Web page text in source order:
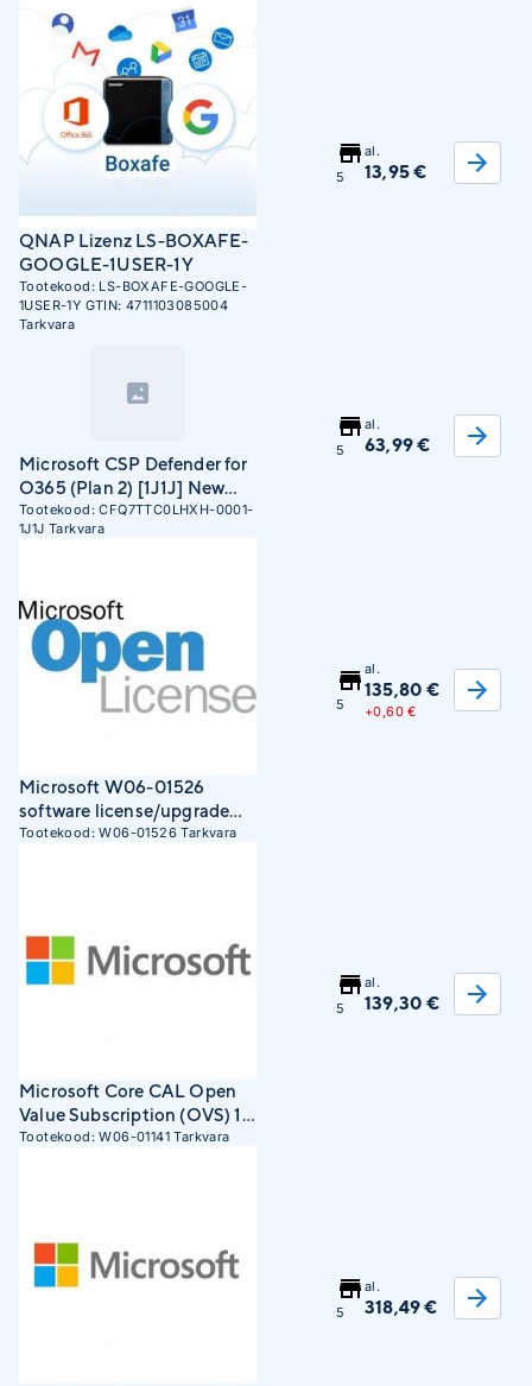
QNAP Lizenz LS-BOXAFE-
GOOGLE-1USER-1Y
Tootekood: LS-BOXAFE-GOOGLE-
1USER-1Y GTIN:4711103085004
Tarkvara
5
al.
13,95 €
Microsoft CSP Defender for
O365 (Plan 2) [1J1J] New
Commerce
Tootekood:CFQ7TTC0LHXH-0001-
1J1J Tarkvara
5
al.
63,99 €
Microsoft W06-01526
software license/upgrade
Multilingual 1 year(s)
Tootekood:W06-01526 Tarkvara
5
al.
135,80 €
+0,60 €
Microsoft Core CAL Open
Value Subscription (OVS) 1
license(s) Subscription
Tootekood:W06-01141 Tarkvara
5
al.
139,30 €
5
al.
318,49 €